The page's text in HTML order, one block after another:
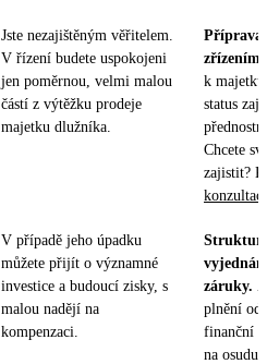
Jste nezajištěným věřitelem.
V řízení budete uspokojeni
jen poměrnou, velmi malou
částí z výtěžku prodeje
majetku dlužníka.
Příprava
zřízením
k
status
Chcete
zajistit?
V případě jeho úpadku
můžete přijít o významné
investice a budoucí zisky, s
malou nadějí na
kompenzaci.
záruky.
plnění od
finanční
na osudu